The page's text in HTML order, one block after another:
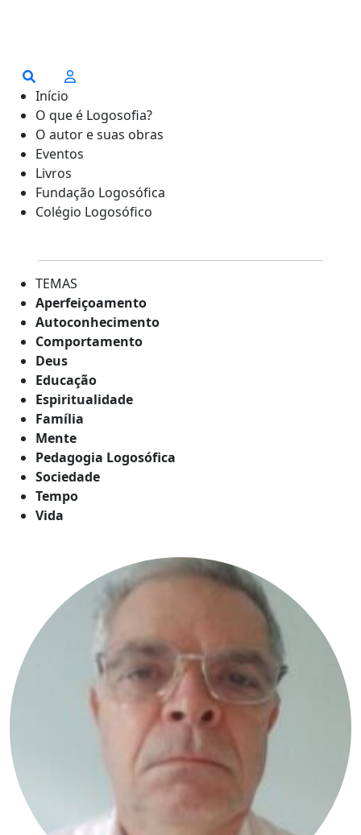
Início
O que é Logosofia?
O autor e suas obras
Eventos
Livros
Fundação Logosófica
Colégio Logosófico
TEMAS
Aperfeiçoamento
Autoconhecimento
Comportamento
Deus
Educação
Espiritualidade
Família
Mente
Pedagogia Logosófica
Sociedade
Tempo
Vida